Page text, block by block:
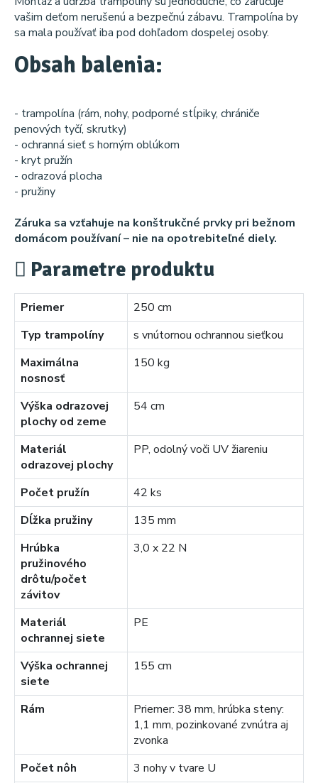
vašim deťom nerušenú a bezpečnú zábavu. Trampolína by
sa mala používať iba pod dohľadom dospelej osoby.
Obsah balenia:
- trampolína (rám, nohy, podporné stĺpiky, chrániče
penových tyčí, skrutky)
- ochranná sieť s horným oblúkom
- kryt pružín
- odrazová plocha
- pružiny
Záruka sa vzťahuje na konštrukčné prvky pri bežnom
domácom používaní – nie na opotrebiteľné diely.
Parametre produktu
Priemer
250 cm
Typ trampolíny
s vnútornou ochrannou sieťkou
Maximálna
nosnosť
150 kg
Výška odrazovej
plochy od zeme
54 cm
Materiál
odrazovej plochy
PP, odolný voči UV žiareniu
Počet pružín
42 ks
Dĺžka pružiny
135 mm
Hrúbka
pružinového
drôtu/počet
závitov
3,0 x 22 N
Materiál
ochrannej siete
PE
Výška ochrannej
siete
155 cm
Rám
Priemer: 38 mm, hrúbka steny:
1,1 mm, pozinkované zvnútra aj
zvonka
Počet nôh
3 nohy v tvare U